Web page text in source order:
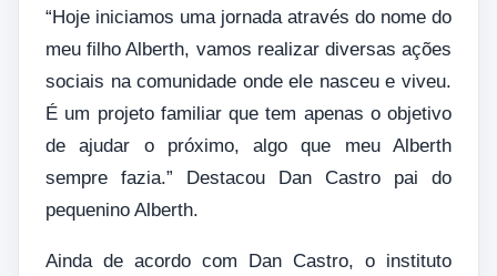
“Hoje iniciamos uma jornada através do nome do
meu filho Alberth, vamos realizar diversas ações
sociais na comunidade onde ele nasceu e viveu.
É um projeto familiar que tem apenas o objetivo
de ajudar o próximo, algo que meu Alberth
sempre fazia.” Destacou Dan Castro pai do
pequenino Alberth.
Ainda de acordo com Dan Castro, o instituto